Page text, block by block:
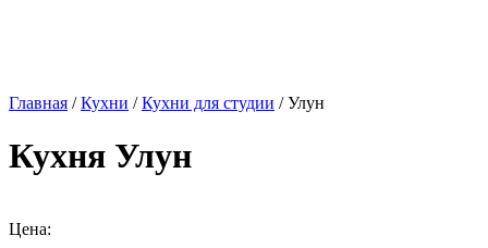
Главная /Кухни /Кухни для студии / Улун
Кухня Улун
Цена: